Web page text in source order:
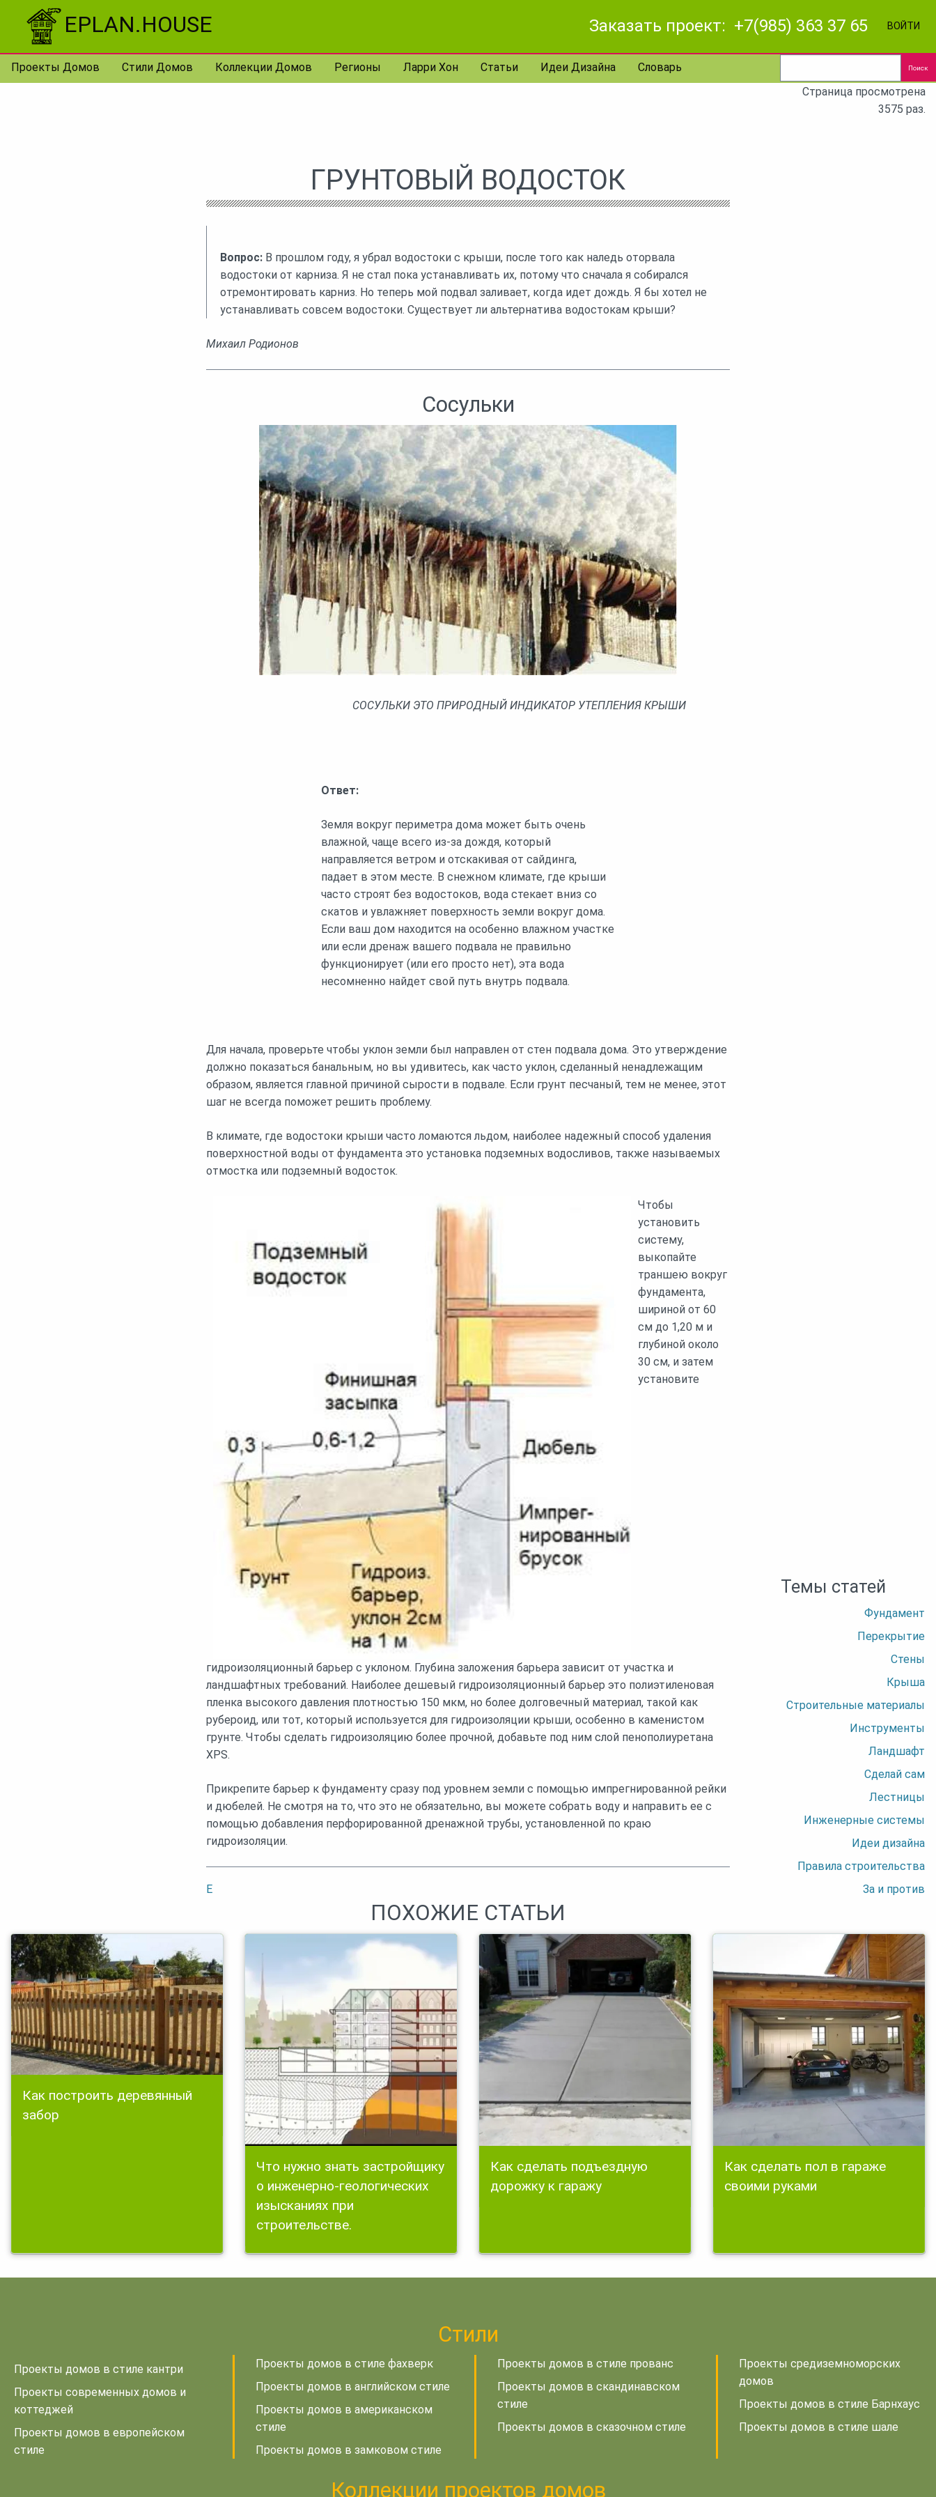
Перейти к контенту
EPLAN.HOUSE Заказать проект: +7(985) 363 37 65 ВОЙТИ
Проекты Домов Стили Домов Коллекции Домов Регионы Ларри Хон Статьи Идеи Дизайна Словарь Поиск
Страница просмотрена
3575 раз.
ГРУНТОВЫЙ ВОДОСТОК
Вопрос:В прошлом году, я убрал водостоки с крыши, после того как наледь оторвала
водостоки от карниза. Я не стал пока устанавливать их, потому что сначала я собирался
отремонтировать карниз. Но теперь мой подвал заливает, когда идет дождь. Я бы хотел не
устанавливать совсем водостоки. Существует ли альтернатива водостокам крыши?
Михаил Родионов
Сосульки
СОСУЛЬКИ ЭТО ПРИРОДНЫЙ ИНДИКАТОР УТЕПЛЕНИЯ КРЫШИ
Ответ:
Земля вокруг периметра дома может быть очень
влажной, чаще всего из-за дождя, который
направляется ветром и отскакивая от сайдинга,
падает в этом месте. В снежном климате, где крыши
часто строят без водостоков, вода стекает вниз со
скатов и увлажняет поверхность земли вокруг дома.
Если ваш дом находится на особенно влажном участке
или если дренаж вашего подвала не правильно
функционирует (или его просто нет), эта вода
несомненно найдет свой путь внутрь подвала.
Для начала, проверьте чтобы уклон земли был направлен от стен подвала дома. Это утверждение
должно показаться банальным, но вы удивитесь, как часто уклон, сделанный ненадлежащим
образом, является главной причиной сырости в подвале. Если грунт песчаный, тем не менее, этот
шаг не всегда поможет решить проблему.
В климате, где водостоки крыши часто ломаются льдом, наиболее надежный способ удаления
поверхностной воды от фундамента это установка подземных водосливов, также называемых
отмостка или подземный водосток.
Чтобы
установить
систему,
выкопайте
траншею вокруг
фундамента,
шириной от 60
см до 1,20 м и
глубиной около
30 см, и затем
установите
гидроизоляционный барьер с уклоном. Глубина заложения барьера зависит от участка и
ландшафтных требований. Наиболее дешевый гидроизоляционный барьер это полиэтиленовая
пленка высокого давления плотностью 150 мкм, но более долговечный материал, такой как
рубероид, или тот, который используется для гидроизоляции крыши, особенно в каменистом
грунте. Чтобы сделать гидроизоляцию более прочной, добавьте под ним слой пенополиуретана
XPS.
Прикрепите барьер к фундаменту сразу под уровнем земли с помощью импрегнированной рейки
и дюбелей. Не смотря на то, что это не обязательно, вы можете собрать воду и направить ее с
помощью добавления перфорированной дренажной трубы, установленной по краю
гидроизоляции.
E
Темы статей
Фундамент
Перекрытие
Стены
Крыша
Строительные материалы
Инструменты
Ландшафт
Сделай сам
Лестницы
Инженерные системы
Идеи дизайна
Правила строительства
За и против
ПОХОЖИЕ СТАТЬИ
Как построить деревянный
забор
Что нужно знать застройщику
о инженерно-геологических
изысканиях при
строительстве.
Как сделать подъездную
дорожку к гаражу
Как сделать пол в гараже
своими руками
Стили
Проекты домов в стиле кантри
Проекты современных домов и
коттеджей
Проекты домов в европейском
стиле
Проекты домов в стиле фахверк
Проекты домов в английском стиле
Проекты домов в американском
стиле
Проекты домов в замковом стиле
Проекты домов в стиле прованс
Проекты домов в скандинавском
стиле
Проекты домов в сказочном стиле
Проекты средиземноморских
домов
Проекты домов в стиле Барнхаус
Проекты домов в стиле шале
Коллекции проектов домов